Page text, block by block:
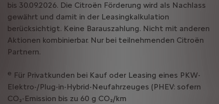
bis 30.09.2026. Die Citroën Förderung wird als Nachlass
gewährt und damit in der Leasingkalkulation
berücksichtigt. Keine Barauszahlung. Nicht mit anderen
Aktionen kombinierbar. Nur bei teilnehmenden Citroën
Partnern.
e Für Privatkunden bei Kauf oder Leasing eines PKW-
Elektro-/Plug-in-Hybrid-Neufahrzeuges (PHEV: sofern
CO₂-Emission bis zu 60 g CO₂/km